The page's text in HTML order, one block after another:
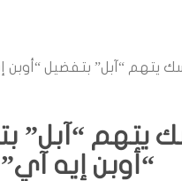
يتهم “آبل” بتفضيل “أوبن
يتهم “آبل”
“أوبن إيه آي”